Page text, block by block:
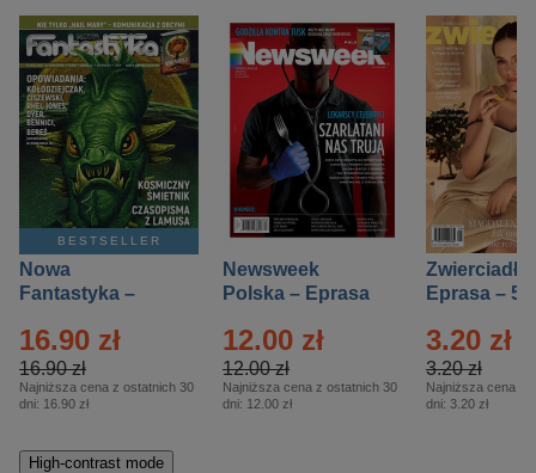
BESTSELLER
Nowa
Fantastyka –
16.90 zł
16.90 zł
Najniższa cena z ostatnich 30
dni: 16.90 zł
Newsweek
Polska – Eprasa
12.00 zł
12.00 zł
Najniższa cena z ostatnich 30
dni: 12.00 zł
Zwierciadło
Eprasa – 5/
3.20 zł
3.20 zł
Najniższa cena z
dni: 3.20 zł
High-contrast mode